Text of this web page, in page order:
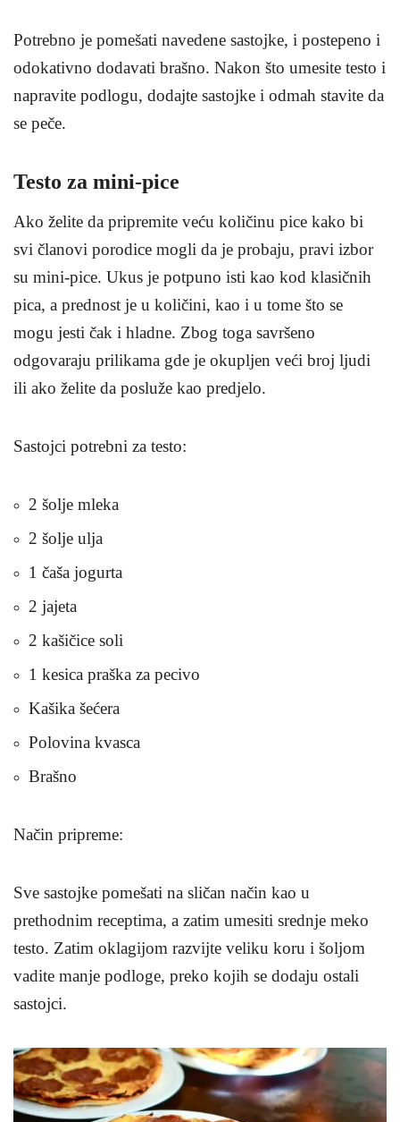
Potrebno je pomešati navedene sastojke, i postepeno i
odokativno dodavati brašno. Nakon što umesite testo i
napravite podlogu, dodajte sastojke i odmah stavite da
se peče.
Testo za mini-pice
Ako želite da pripremite veću količinu pice kako bi
svi članovi porodice mogli da je probaju, pravi izbor
su mini-pice. Ukus je potpuno isti kao kod klasičnih
pica, a prednost je u količini, kao i u tome što se
mogu jesti čak i hladne. Zbog toga savršeno
odgovaraju prilikama gde je okupljen veći broj ljudi
ili ako želite da posluže kao predjelo.
Sastojci potrebni za testo:
2 šolje mleka
2 šolje ulja
1 čaša jogurta
2 jajeta
2 kašičice soli
1 kesica praška za pecivo
Kašika šećera
Polovina kvasca
Brašno
Način pripreme:
Sve sastojke pomešati na sličan način kao u
prethodnim receptima, a zatim umesiti srednje meko
testo. Zatim oklagijom razvijte veliku koru i šoljom
vadite manje podloge, preko kojih se dodaju ostali
sastojci.